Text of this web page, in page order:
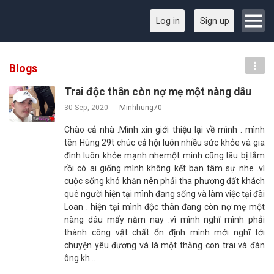
Log in Sign up
Blogs
Trai độc thân còn nợ mẹ một nàng dâu
30 Sep, 2020 Minhhung70
Chào cả nhà .Mình xin giới thiệu lại về mình . mình
tên Hùng 29t chúc cả hội luôn nhiều sức khỏe và gia
đình luôn khỏe mạnh nhemột mình cũng lâu bị lắm
rồi có ai giống mình không kết bạn tâm sự nhe .vì
cuộc sống khó khăn nên phải tha phương đất khách
quê người hiện tại mình đang sống và làm việc tại đài
Loan . hiện tại mình độc thân đang còn nợ mẹ một
nàng dâu mấy năm nay .vì mình nghĩ mình phải
thành công vật chất ổn định mình mới nghĩ tới
chuyện yêu đương và là một thằng con trai và đàn
ông kh…